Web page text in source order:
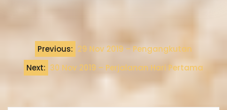
Previous: 29 Nov 2019 – Pengangkutan
Next: 30 Nov 2019 – Perjalanan Hari Pertama